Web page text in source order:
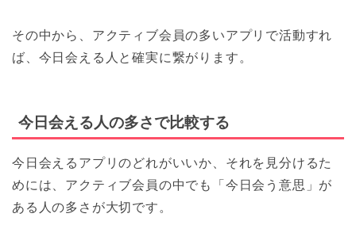
その中から、アクティブ会員の多いアプリで活動すれ
ば、今日会える人と確実に繋がります。
今日会える人の多さで比較する
今日会えるアプリのどれがいいか、それを見分けるた
めには、アクティブ会員の中でも「今日会う意思」が
ある人の多さが大切です。